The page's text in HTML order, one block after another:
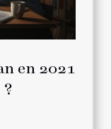
en 2021